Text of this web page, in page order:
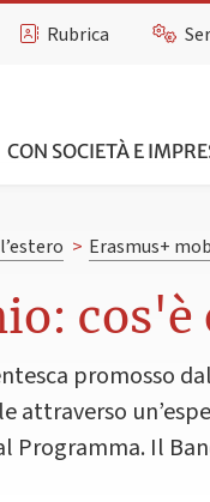
Rubrica
CON SOCIETÀ E
> Erasmus+
cos'è
promosso
Programma. Il